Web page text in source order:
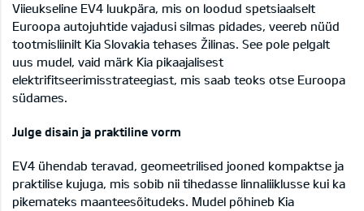
Viieukseline EV4 luukpära, mis on loodud spetsiaalselt
Euroopa autojuhtide vajadusi silmas pidades, veereb nüüd
tootmisliinilt Kia Slovakia tehases Žilinas. See pole pelgalt
uus mudel, vaid märk Kia pikaajalisest
elektrifitseerimisstrateegiast, mis saab teoks otse Euroopa
südames.
Julge disain ja praktiline vorm
EV4 ühendab teravad, geomeetrilised jooned kompaktse ja
praktilise kujuga, mis sobib nii tihedasse linnaliiklusse kui ka
pikemateks maanteesõitudeks. Mudel põhineb Kia